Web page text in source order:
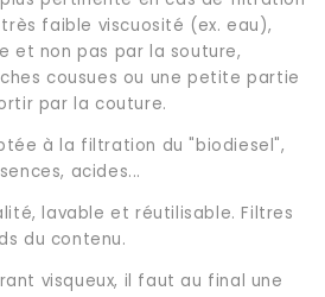
faible viscuosité (ex. eau),
et non pas par la souture,
cousues ou une petite partie
par la couture.
à la filtration du "biodiesel",
acides...
lavable et réutilisable. Filtres
du contenu.
visqueux, il faut au final une